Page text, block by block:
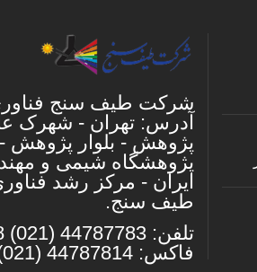
شرکت طیف سنج
آدرس: تهران - شهرک
پژوهش - بلوار پژوهش
پژوهشگاه شیمی و
ایران - مرکز رشد
طیف سنج.
تلفن: 44787783 (021) 98+
فاکس: 44787814 (021) 98+